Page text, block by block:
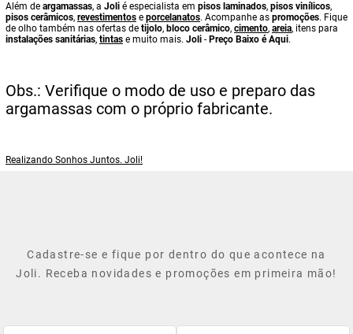
Além de argamassas, a Joli é especialista em pisos laminados, pisos vinílicos,
pisos cerâmicos, revestimentos e porcelanatos. Acompanhe as promoções. Fique
de olho também nas ofertas de tijolo, bloco cerâmico, cimento, areia, itens para
instalações sanitárias, tintas e muito mais. Joli - Preço Baixo é Aqui.
Obs.: Verifique o modo de uso e preparo das
argamassas com o próprio fabricante.
Realizando Sonhos Juntos. Joli!
Cadastre-se e fique por dentro do que acontece na
Joli. Receba novidades e promoções em primeira mão!